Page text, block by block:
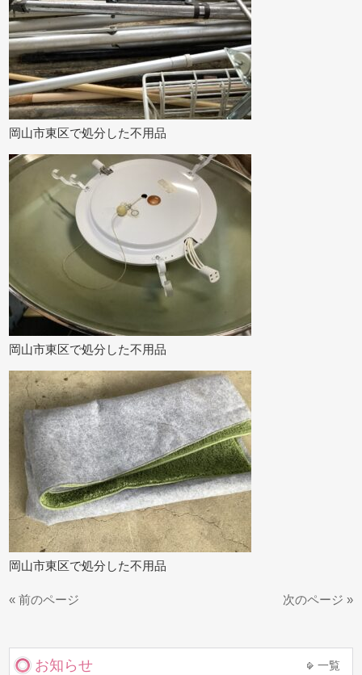
岡山市東区で処分した不用品
岡山市東区で処分した不用品
岡山市東区で処分した不用品
« 前のページ 次のページ »
お知らせ 一覧